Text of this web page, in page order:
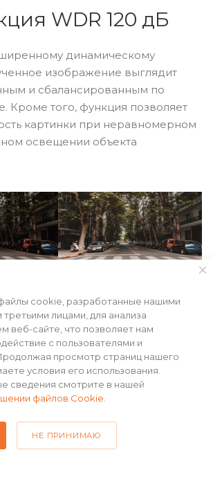
WDR 120 дБ
динамическому
изображение выглядит
и сбалансированным по
Кроме того, функция позволяет
картинки при неравномерном
освещении объекта
защиты IP67
корпус камеры выполнен из
степенью защиты от пыли и
может быть установлена как
так и на открытом объекте.
cookie, разработанные нашими
третьими лицами, для анализа
веб-сайте, что позволяет нам
с пользователями и
просмотр страниц нашего
условия его использования.
сведения смотрите в нашей
файлов Cookie
НЕ ПРИНИМАЮ